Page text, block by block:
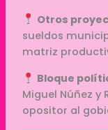
Otros
sueldos
matriz
Bloque
Miguel Núñez y
opositor al